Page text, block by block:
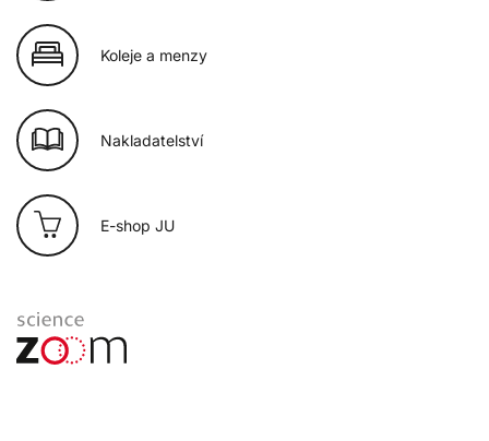
Koleje a menzy
Nakladatelství
E-shop JU